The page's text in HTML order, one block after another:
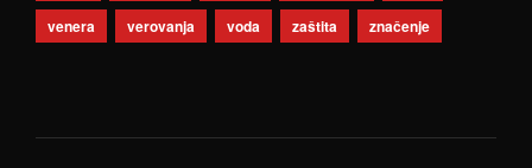
venera
verovanja voda zaštita značenje